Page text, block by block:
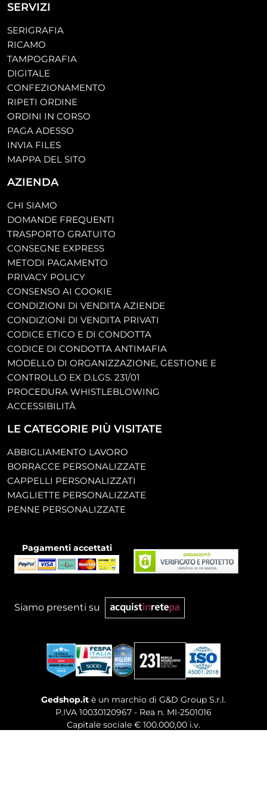
SERVIZI
SERIGRAFIA
RICAMO
TAMPOGRAFIA
DIGITALE
CONFEZIONAMENTO
RIPETI ORDINE
ORDINI IN CORSO
PAGA ADESSO
INVIA FILES
MAPPA DEL SITO
AZIENDA
CHI SIAMO
DOMANDE FREQUENTI
TRASPORTO GRATUITO
CONSEGNE EXPRESS
METODI PAGAMENTO
PRIVACY POLICY
CONSENSO AI COOKIE
CONDIZIONI DI VENDITA AZIENDE
CONDIZIONI DI VENDITA PRIVATI
CODICE ETICO E DI CONDOTTA
CODICE DI CONDOTTA ANTIMAFIA
MODELLO DI ORGANIZZAZIONE, GESTIONE E
CONTROLLO EX D.LGS. 231/01
PROCEDURA WHISTLEBLOWING
ACCESSIBILITÀ
LE CATEGORIE PIÙ VISITATE
ABBIGLIAMENTO LAVORO
BORRACCE PERSONALIZZATE
CAPPELLI PERSONALIZZATI
MAGLIETTE PERSONALIZZATE
PENNE PERSONALIZZATE
Pagamenti accettati
Siamo presenti su
Gedshop.it è un marchio di G&D Group S.r.l.
P.IVA 10030120967 - Rea n. MI-2501016
Capitale sociale € 100.000,00 i.v.